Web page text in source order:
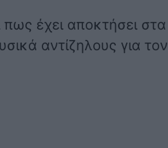
έχει αποκτήσει στα
αντίζηλους για τον